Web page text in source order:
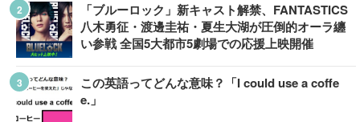
「ブルーロック」新キャスト解禁、FANTASTICS
八木勇征・渡邊圭祐・夏生大湖が圧倒的オーラ纏
い参戦 全国5大都市5劇場での応援上映開催
この英語ってどんな意味？「I could use a coffe
e.」